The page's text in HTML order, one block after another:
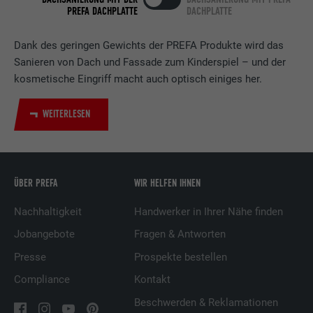
Dank des geringen Gewichts der PREFA Produkte wird das
Sanieren von Dach und Fassade zum Kinderspiel – und der
kosmetische Eingriff macht auch optisch einiges her.
WEITERLESEN
PREFA DACHPLATTE
DACHPLATTE
ÜBER PREFA
Nachhaltigkeit
Jobangebote
Presse
Compliance
WIR HELFEN IHNEN
Handwerker in Ihrer Nähe finden
Fragen & Antworten
Prospekte bestellen
Kontakt
Beschwerden & Reklamationen
Zweck
Verwendet vom Social-Networking-Dienst
Verwendung von eingebetteten
Dienstleistungen.
Name
Zweck
Wird verwendet, um Besucher auf
relevante Werbung basierend auf den
Präferenzen des Besuchers zu